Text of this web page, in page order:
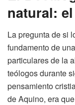
natural:
La pregunta de si
fundamento de
particulares de la
teólogos durante
pensamiento
de Aquino, era